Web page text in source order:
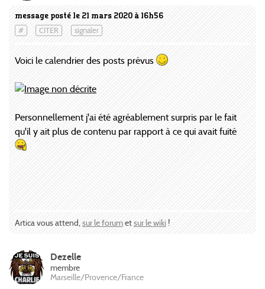
message posté le 21 mars 2020 à 16h56
# CITER signaler
Voici le calendrier des posts prévus
Personnellement j'ai été agréablement surpris par le fait
qu'il y ait plus de contenu par rapport à ce qui avait fuité
Artica vous attend, sur le forumetsur le wiki!
Dezelle
membre
Marseille/Provence/France